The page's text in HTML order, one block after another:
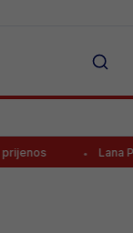
Lana Pudar